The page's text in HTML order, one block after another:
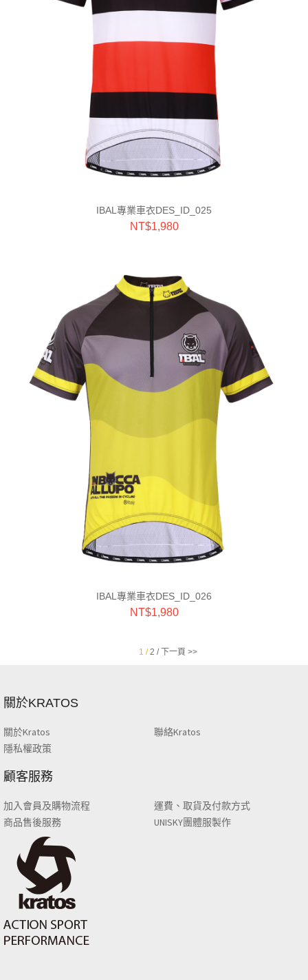
IBAL專業車衣DES_ID_025
NT$1,980
IBAL專業車衣DES_ID_026
NT$1,980
1 / 2 / 下一頁 >>
關於KRATOS
關於Kratos
聯絡Kratos
隱私權政策
顧客服務
加入會員及購物流程
運費、取貨及付款方式
商品售後服務
UNISKY團體服製作